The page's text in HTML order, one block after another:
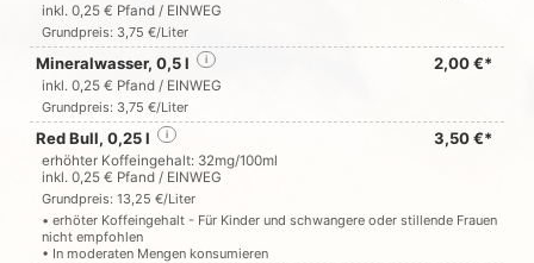
inkl. 0,25 € Pfand / EINWEG
Grundpreis: 3,75 €/Liter
Mineralwasser, 0,5 l 2,00 €*
i
inkl. 0,25 € Pfand / EINWEG
Grundpreis: 3,75 €/Liter
Red Bull, 0,25 l 3,50 €*
i
erhöhter Koffeingehalt: 32mg/100ml
inkl. 0,25 € Pfand / EINWEG
Grundpreis: 13,25 €/Liter
• erhöter Koffeingehalt - Für Kinder und schwangere oder stillende Frauen
nicht empfohlen
• In moderaten Mengen konsumieren